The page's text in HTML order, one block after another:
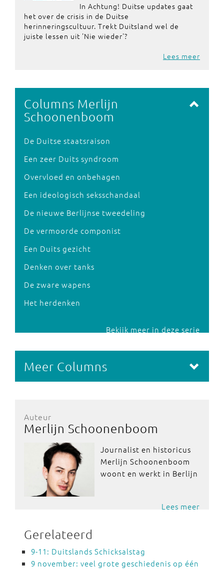
In Achtung! Duitse updates gaat
het over de crisis in de Duitse
herinneringscultuur. Trekt Duitsland wel de
juiste lessen uit 'Nie wieder'?
Lees meer
Columns Merlijn
Schoonenboom
De Duitse staatsraison
Een zeer Duits syndroom
Overvloed en onbehagen
Een ideologisch seksschandaal
De nieuwe Berlijnse tweedeling
De vermoorde componist
Een Duits gezicht
Denken over tanks
De zware wapens
Het herdenken
Bekijk meer in deze serie
Meer Columns
Auteur
Merlijn Schoonenboom
Journalist en historicus
Merlijn Schoonenboom
woont en werkt in Berlijn
Lees meer
Gerelateerd
9-11: Duitslands Schicksalstag
9 november: veel grote geschiedenis op één